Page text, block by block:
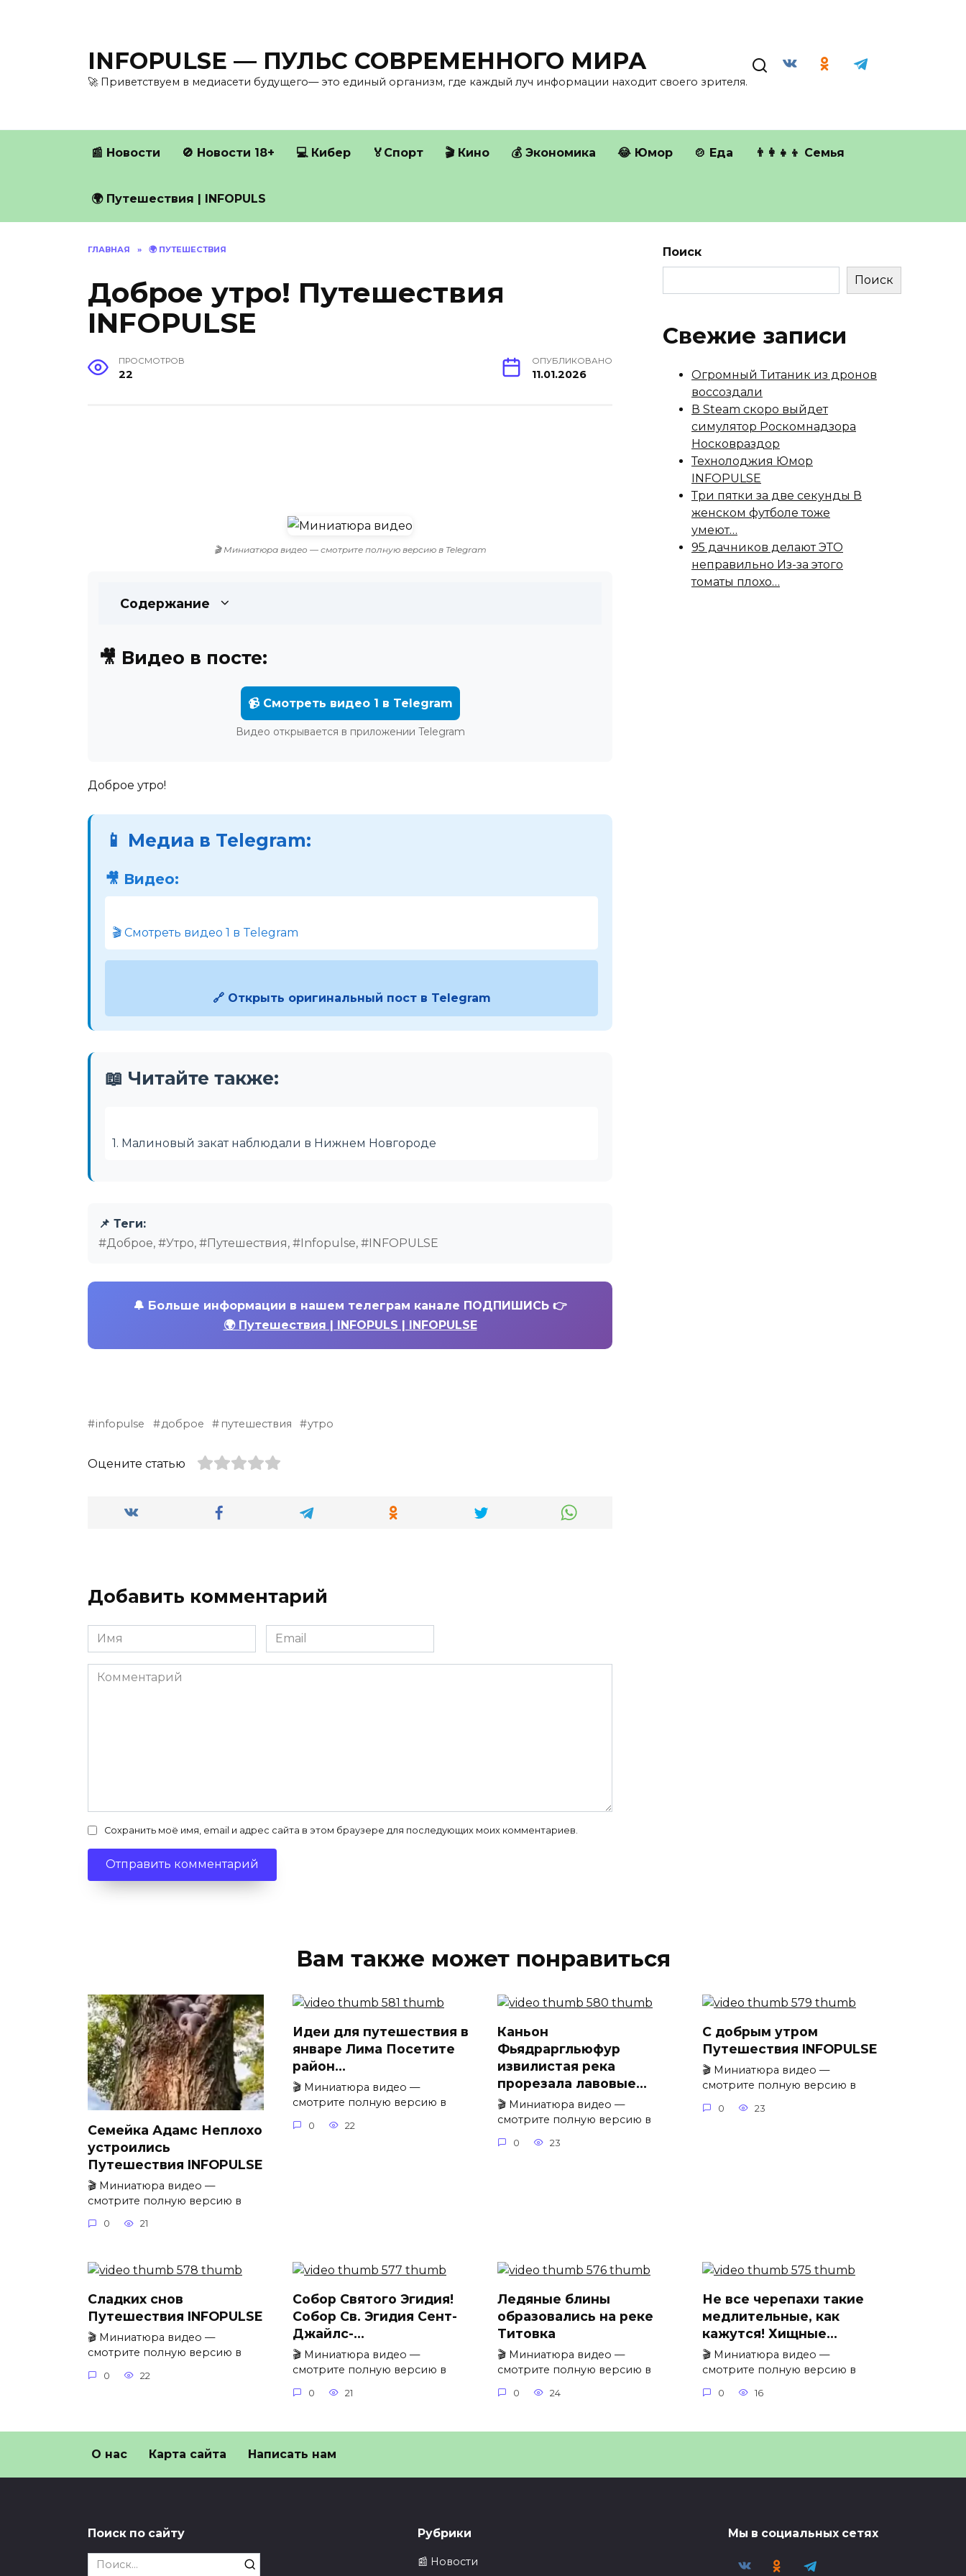
INFOPULSE — ПУЛЬС СОВРЕМЕННОГО МИРА
🚀 Приветствуем в медиасети будущего— это единый организм, где каждый луч информации находит своего зрителя.
📰 Новости 🚫 Новости 18+ 💻 Кибер 🏅Спорт 🎬 Кино 💰 Экономика 😂 Юмор 🍲 Еда 👨‍👩‍👧‍👦 Семья
🌍 Путешествия | INFOPULS
ГЛАВНАЯ » 🌍 ПУТЕШЕСТВИЯ
Доброе утро! Путешествия
INFOPULSE
ПРОСМОТРОВ
22
ОПУБЛИКОВАНО
11.01.2026
🎬 Миниатюра видео — смотрите полную версию в Telegram
Содержание
🎥 Видео в посте:
📹 Смотреть видео 1 в Telegram
Видео открывается в приложении Telegram
Доброе утро!
📱 Медиа в Telegram:
🎥 Видео:
🎬 Смотреть видео 1 в Telegram
🔗 Открыть оригинальный пост в Telegram
📖 Читайте также:
1. Малиновый закат наблюдали в Нижнем Новгороде
📌 Теги:
#Доброе, #Утро, #Путешествия, #Infopulse, #INFOPULSE
🔔 Больше информации в нашем телеграм канале ПОДПИШИСЬ 👉
🌍 Путешествия | INFOPULS | INFOPULSE
infopulse доброе путешествия утро
Оцените статью
Добавить комментарий
Имя
*
Email
*
Комментарий
Сохранить моё имя, email и адрес сайта в этом браузере для последующих моих комментариев.
Поиск
Поиск
Свежие записи
Огромный Титаник из дронов
воссоздали
В Steam скоро выйдет
симулятор Роскомнадзора
Носковраздор
Технолоджия Юмор
INFOPULSE
Три пятки за две секунды В
женском футболе тоже
умеют…
95 дачников делают ЭТО
неправильно Из-за этого
томаты плохо…
Вам также может понравиться
Семейка Адамс Неплохо
устроились
Путешествия INFOPULSE
🎬 Миниатюра видео —
смотрите полную версию в
0 21
Идеи для путешествия в
январе Лима Посетите
район…
🎬 Миниатюра видео —
смотрите полную версию в
0 22
Каньон
Фьядраргльюфур
извилистая река
прорезала лавовые…
🎬 Миниатюра видео —
смотрите полную версию в
0 23
С добрым утром
Путешествия INFOPULSE
🎬 Миниатюра видео —
смотрите полную версию в
0 23
Сладких снов
Путешествия INFOPULSE
🎬 Миниатюра видео —
смотрите полную версию в
0 22
Собор Святого Эгидия!
Собор Св. Эгидия Сент-
Джайлс-…
🎬 Миниатюра видео —
смотрите полную версию в
0 21
Ледяные блины
образовались на реке
Титовка
🎬 Миниатюра видео —
смотрите полную версию в
0 24
Не все черепахи такие
медлительные, как
кажутся! Хищные…
🎬 Миниатюра видео —
смотрите полную версию в
0 16
О нас Карта сайта Написать нам
Поиск по сайту
Search
Рубрики
📰 Новости
Мы в социальных сетях